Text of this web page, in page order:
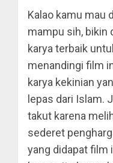
Kalao kamu mau
mampu sih, bikin
karya terbaik
menandingi film
karya kekinian
lepas dari Islam.
takut karena
sederet
yang didapat film